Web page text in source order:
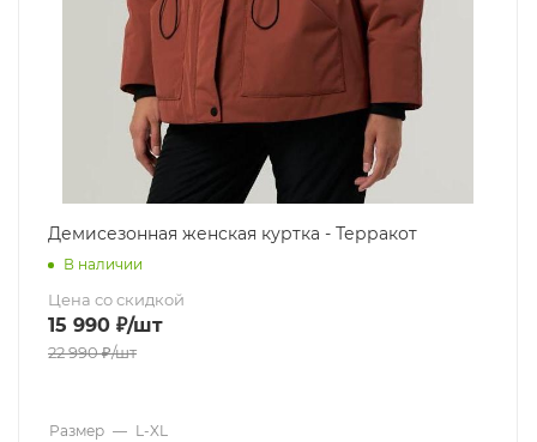
Демисезонная женская куртка - Терракот
В наличии
Цена со скидкой
15 990 ₽/шт
22 990₽/шт
Размер — L-XL